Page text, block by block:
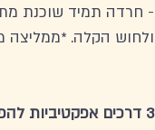
- חרדה תמיד שוכנת
ולחוש הקלה. *ממליצה
3 דרכים אפקטיביות להפחית חרדה